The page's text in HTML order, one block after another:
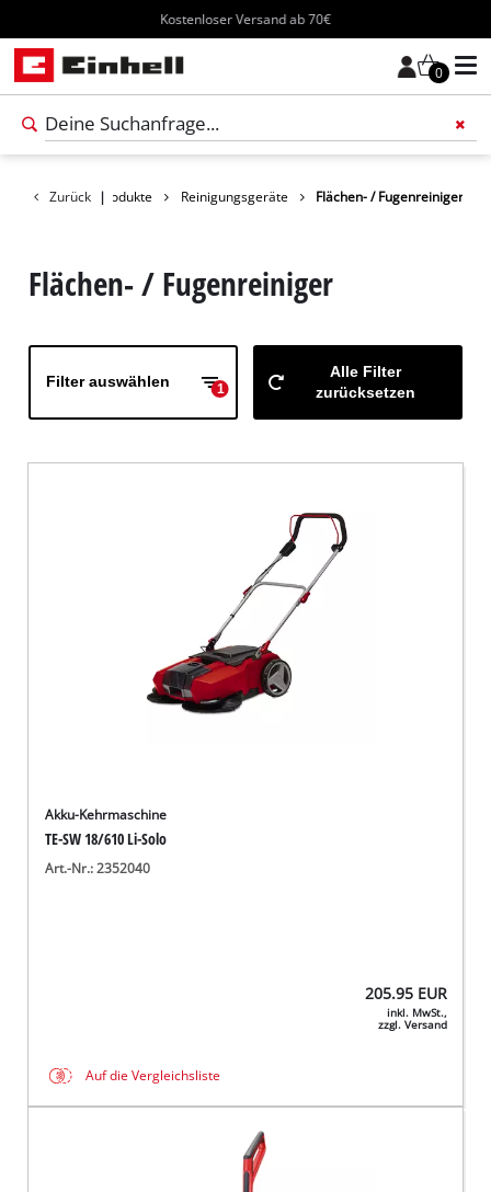
Kostenloser Versand ab 70€
0
Zurück |Produkte Reinigungsgeräte Flächen- / Fugenreiniger
Flächen- / Fugenreiniger
Filter auswählen 1
Alle Filter
zurücksetzen
Akku-Kehrmaschine
TE-SW 18/610 Li-Solo
Art.-Nr.: 2352040
205.95 EUR
inkl. MwSt.,
zzgl. Versand
Auf die Vergleichsliste